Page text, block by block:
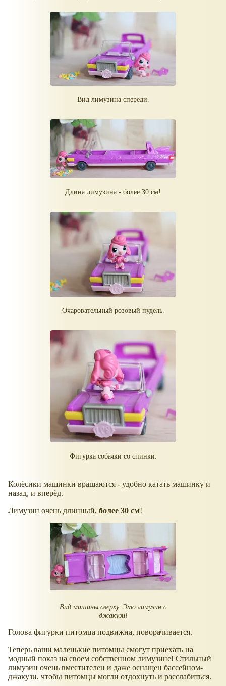
Вид лимузина спереди.
Длина лимузина - более 30 см!
Очаровательный розовый пудель.
Фигурка собачки со спинки.
Колёсики машинки вращаются - удобно катать машинку и
назад, и вперёд.
Лимузин очень длинный, более 30 см!
Вид машины сверху. Это лимузин с
джакузи!
Голова фигурки питомца подвижна, поворачивается.
Теперь ваши маленькие питомцы смогут приехать на
модный показ на своем собственном лимузине! Стильный
лимузин очень вместителен и даже оснащен бассейном-
джакузи, чтобы питомцы могли отдохнуть и расслабиться.